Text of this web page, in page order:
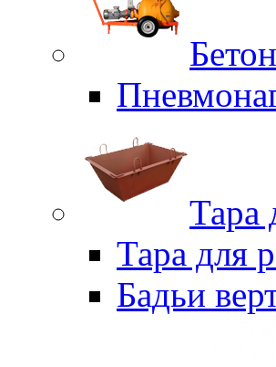
Тара
Тара для
Бадьи